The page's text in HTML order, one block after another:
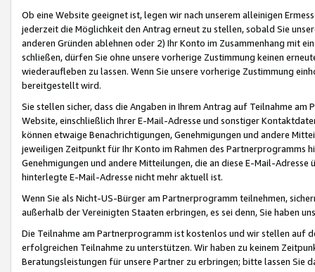
Ob eine Website geeignet ist, legen wir nach unserem alleinigen
jederzeit die Möglichkeit den Antrag erneut zu stellen, sobald Sie
anderen Gründen ablehnen oder 2) Ihr Konto im Zusammenhang mit
schließen, dürfen Sie ohne unsere vorherige Zustimmung keinen
wiederaufleben zu lassen. Wenn Sie unsere vorherige Zustimmung
bereitgestellt wird.
Sie stellen sicher, dass die Angaben in Ihrem Antrag auf Teilnahme
Website, einschließlich Ihrer E-Mail-Adresse und sonstiger
können etwaige Benachrichtigungen, Genehmigungen und andere
jeweiligen Zeitpunkt für Ihr Konto im Rahmen des Partnerprogramms
Genehmigungen und andere Mitteilungen, die an diese E-Mail-
hinterlegte E-Mail-Adresse nicht mehr aktuell ist.
Wenn Sie als Nicht-US-Bürger am Partnerprogramm teilnehmen,
außerhalb der Vereinigten Staaten erbringen, es sei denn, Sie haben
Die Teilnahme am Partnerprogramm ist kostenlos und wir stellen auf
erfolgreichen Teilnahme zu unterstützen. Wir haben zu keinem
Beratungsleistungen für unsere Partner zu erbringen; bitte lassen Sie